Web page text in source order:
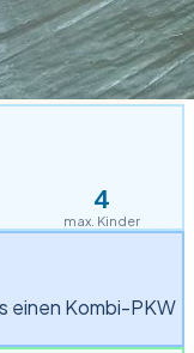
4
max. Kinder
einen Kombi-PKW